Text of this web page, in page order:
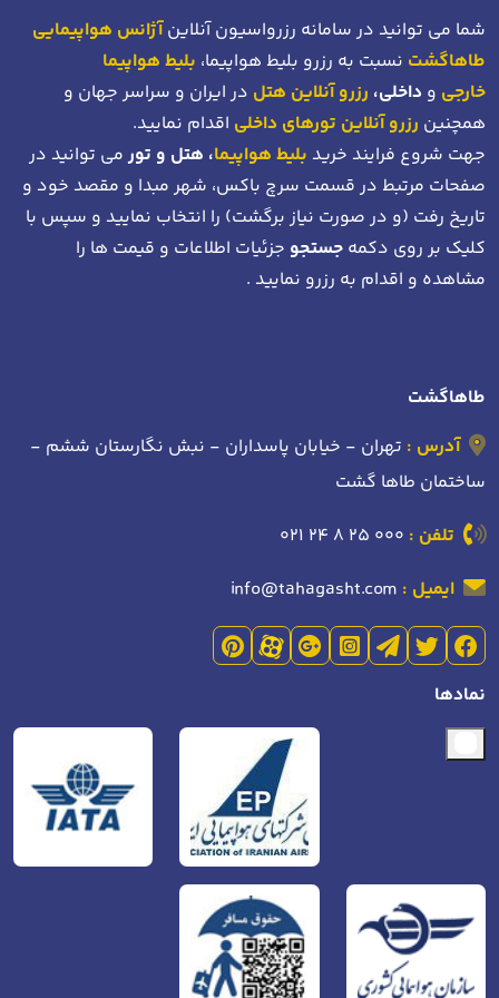
شما می توانید در سامانه رزرواسیون آنلاینآژانس هواپیمایی
طاهاگشت نسبت به رزرو بلیط هواپیما، بلیط هواپیما
خارجی و داخلی، رزرو آنلاین هتل در ایران و سراسر جهان و
همچنین رزرو آنلاین تورهای داخلی اقدام نمایید.
جهت شروع فرایند خرید بلیط هواپیما، هتل و تورمی توانید در
صفحات مرتبط در قسمت سرچ باکس، شهر مبدا و مقصد خود و
تاریخ رفت (و در صورت نیاز برگشت) را انتخاب نمایید و سپس با
کلیک بر روی دکمه جستجو جزئیات اطلاعات و قیمت ها را
مشاهده و اقدام به رزرو نمایید .
طاهاگشت
آدرس : تهران - خیابان پاسداران - نبش نگارستان ششم -
ساختمان طاها گشت
تلفن : 021 24 8 25 000
ایمیل : info@tahagasht.com
نمادها